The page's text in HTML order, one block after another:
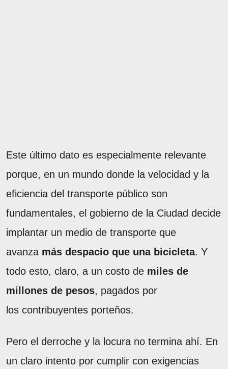
Este último dato es especialmente relevante
porque, en un mundo donde la velocidad y la
eficiencia del transporte público son
fundamentales, el gobierno de la Ciudad decide
implantar un medio de transporte que
avanza más despacio que una bicicleta. Y
todo esto, claro, a un costo de miles de
millones de pesos, pagados por
los contribuyentes porteños.
Pero el derroche y la locura no termina ahí. En
un claro intento por cumplir con exigencias